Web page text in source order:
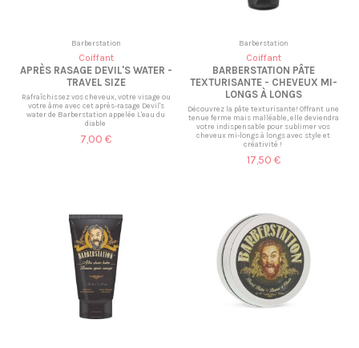
Barberstation
Coiffant
APRÈS RASAGE DEVIL'S WATER -
TRAVEL SIZE
Rafraîchissez vos cheveux, votre visage ou
votre âme avec cet après-rasage Devil's
water de Barberstation appelée L'eau du
diable
7,00 €
Barberstation
Coiffant
BARBERSTATION PÂTE
TEXTURISANTE - CHEVEUX MI-
LONGS À LONGS
Découvrez la pâte texturisante! Offrant une
tenue ferme mais malléable, elle deviendra
votre indispensable pour sublimer vos
cheveux mi-longs à longs avec style et
créativité !
17,50 €